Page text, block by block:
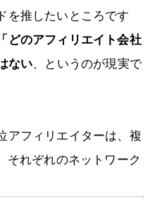
を推したいところです
「どのアフィリエイト会社
ない、というのが現実で
アフィリエイターは、複
それぞれのネットワーク